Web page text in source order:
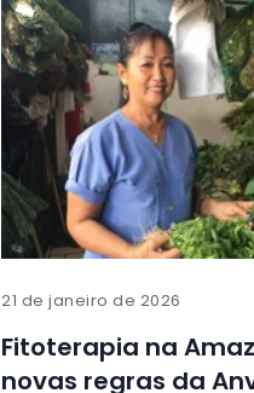
21 de janeiro de 2026
Fitoterapia na
novas regras da